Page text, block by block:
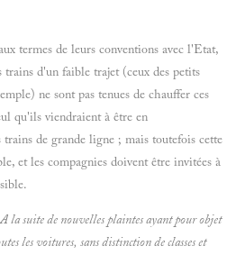
termes de leurs conventions avec l'Etat,
trains d'un faible trajet (ceux des petits
ne sont pas tenues de chauffer ces
qu'ils viendraient à être en
trains de grande ligne ; mais toutefois cette
et les compagnies doivent être invitées à
la suite de nouvelles plaintes ayant pour objet
les voitures, sans distinction de classes et